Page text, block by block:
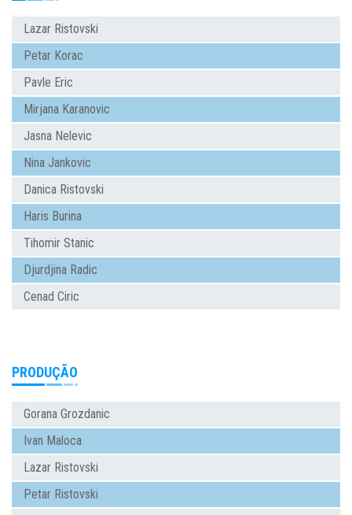
Lazar Ristovski
Petar Korac
Pavle Eric
Mirjana Karanovic
Jasna Nelevic
Nina Jankovic
Danica Ristovski
Haris Burina
Tihomir Stanic
Djurdjina Radic
Cenad Ciric
PRODUÇÃO
Gorana Grozdanic
Ivan Maloca
Lazar Ristovski
Petar Ristovski